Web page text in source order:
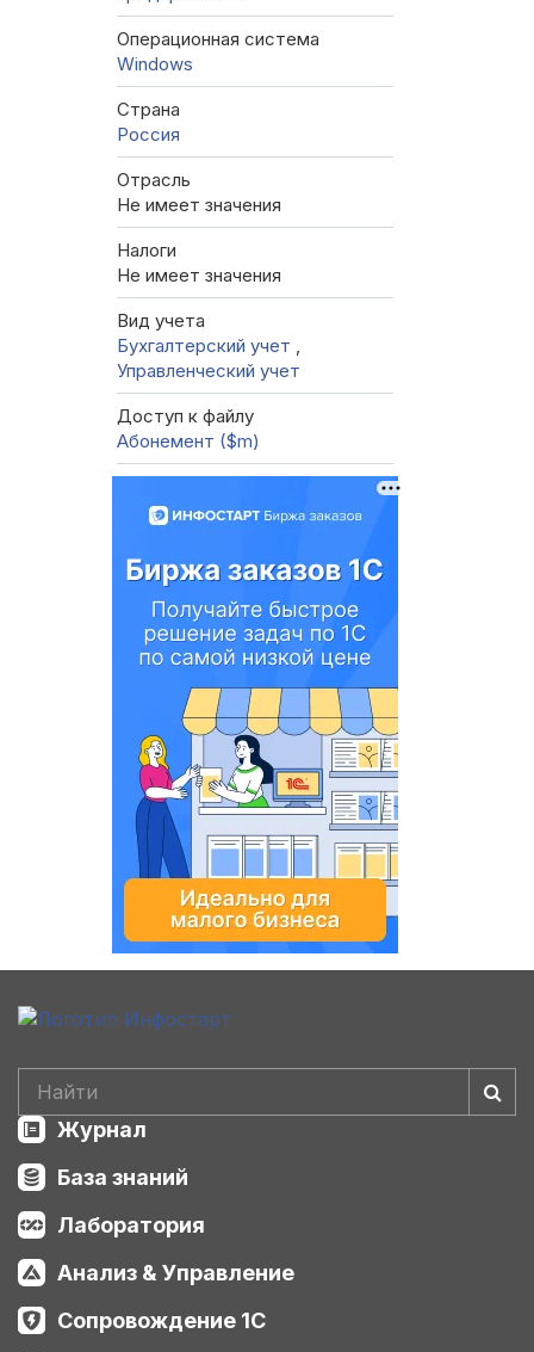
Операционная система
Windows
Страна
Россия
Отрасль
Не имеет значения
Налоги
Не имеет значения
Вид учета
Бухгалтерский учет ,
Управленческий учет
Доступ к файлу
Абонемент ($m)
Журнал
База знаний
Лаборатория
Анализ & Управление
Сопровождение 1С